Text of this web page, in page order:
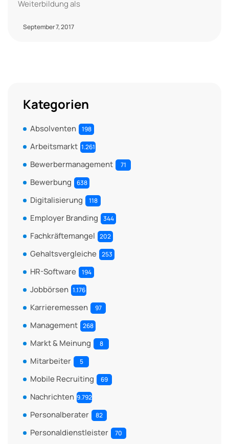
Weiterbildung als
September 7, 2017
Kategorien
Absolventen 198
Arbeitsmarkt 1.261
Bewerbermanagement 71
Bewerbung 638
Digitalisierung 118
Employer Branding 344
Fachkräftemangel 202
Gehaltsvergleiche 253
HR-Software 194
Jobbörsen 1.176
Karrieremessen 97
Management 268
Markt & Meinung 8
Mitarbeiter 5
Mobile Recruiting 69
Nachrichten 9.792
Personalberater 82
Personaldienstleister 70